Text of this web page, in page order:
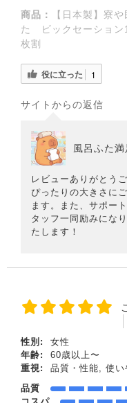
商品：
【日本製】寮
た ビックセーション
枚割
役に立った 1
サイトからの返信
風呂ふた
レビューありがとう
ぴったりの大きさに
ます。また、サポー
タッフ一同励みにな
たします！
性別:
女性
年齢:
60歳以上〜
重視:
品質・性能, 使
品質